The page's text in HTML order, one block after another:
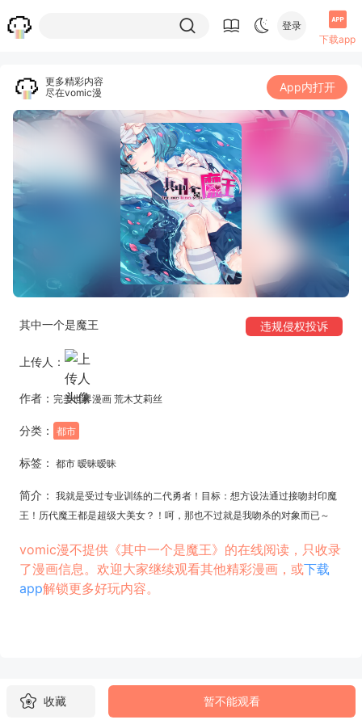
登录
下载app
更多精彩内容
尽在vomic漫
App内打开
其中一个是魔王 违规侵权投诉
上传人：
作者： 完美世界漫画 荒木艾莉丝
分类： 都市
标签： 都市 暧昧暧昧
简介： 我就是受过专业训练的二代勇者！目标：想方设法通过接吻封印魔
王！历代魔王都是超级大美女？！呵，那也不过就是我吻杀的对象而已～
vomic漫不提供《其中一个是魔王》的在线阅读，只收录
了漫画信息。欢迎大家继续观看其他精彩漫画，或下载
app解锁更多好玩内容。
收藏 暂不能观看